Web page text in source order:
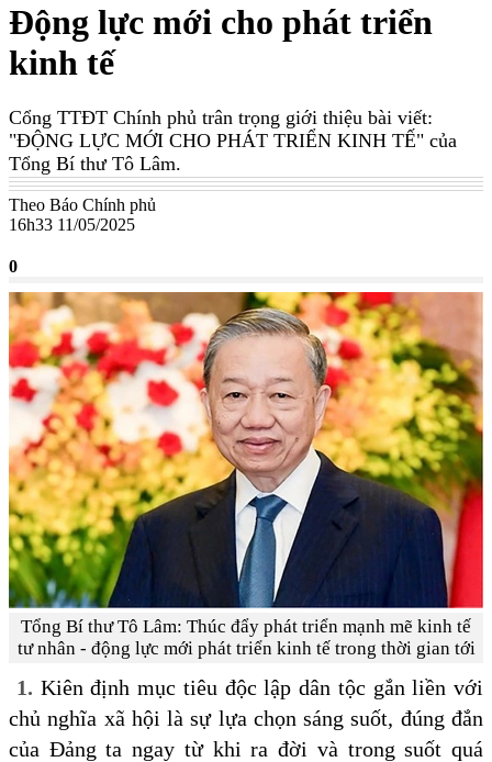
Động lực mới cho phát triển
kinh tế
Cổng TTĐT Chính phủ trân trọng giới thiệu bài viết:
"ĐỘNG LỰC MỚI CHO PHÁT TRIỂN KINH TẾ" của
Tổng Bí thư Tô Lâm.
Theo Báo Chính phủ
16h33 11/05/2025
0
Tổng Bí thư Tô Lâm: Thúc đẩy phát triển mạnh mẽ kinh tế
tư nhân - động lực mới phát triển kinh tế trong thời gian tới
1. Kiên định mục tiêu độc lập dân tộc gắn liền với
chủ nghĩa xã hội là sự lựa chọn sáng suốt, đúng đắn
của Đảng ta ngay từ khi ra đời và trong suốt quá